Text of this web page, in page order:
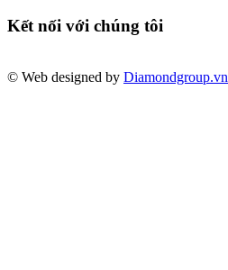
Kết nối với chúng tôi
© Web designed by Diamondgroup.vn